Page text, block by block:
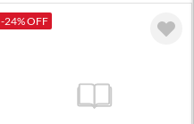
-24% OFF